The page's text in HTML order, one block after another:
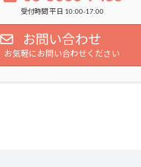
受付時間 平日 10:00-17:00
お問い合わせ
お気軽にお問い合わせください